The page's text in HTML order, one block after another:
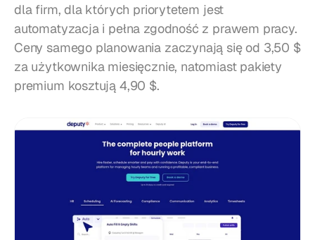
dla firm, dla których priorytetem jest
automatyzacja i pełna zgodność z prawem pracy.
Ceny samego planowania zaczynają się od 3,50 $
za użytkownika miesięcznie, natomiast pakiety
premium kosztują 4,90 $.